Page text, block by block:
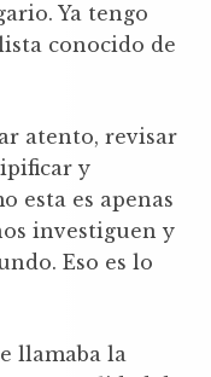
Ya tengo
conocido de
atento, revisar
y
esta es apenas
investiguen y
Eso es lo
llamaba la